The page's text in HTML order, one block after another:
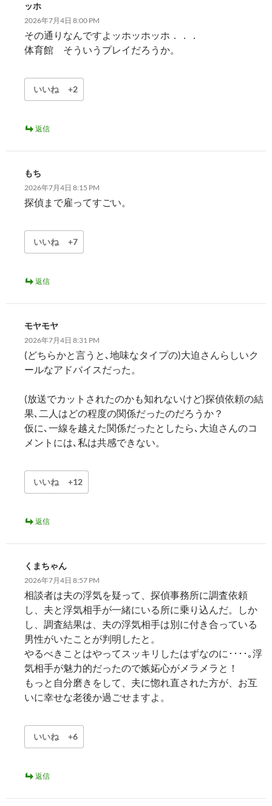
ッホ
2026年7月4日 8:00 PM
その通りなんですよッホッホッホ．．．
体育館 そういうプレイだろうか。
いいね +2
返信
もち
2026年7月4日 8:15 PM
探偵まで雇ってすごい。
いいね +7
返信
モヤモヤ
2026年7月4日 8:31 PM
(どちらかと言うと､地味なタイプの)大迫さんらしいク
ールなアドバイスだった。
(放送でカットされたのかも知れないけど)探偵依頼の結
果､二人はどの程度の関係だったのだろうか？
仮に､一線を越えた関係だったとしたら､大迫さんのコ
メントには､私は共感できない。
いいね +12
返信
くまちゃん
2026年7月4日 8:57 PM
相談者は夫の浮気を疑って、探偵事務所に調査依頼
し、夫と浮気相手が一緒にいる所に乗り込んだ。しか
し、調査結果は、夫の浮気相手は別に付き合っている
男性がいたことが判明したと。
やるべきことはやってスッキリしたはずなのに････｡浮
気相手が魅力的だったので嫉妬心がメラメラと！
もっと自分磨きをして、夫に惚れ直された方が、お互
いに幸せな老後か過ごせますよ。
いいね +6
返信